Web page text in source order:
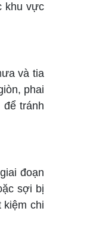
khu vực
và tia
phai
tránh
đoạn
sợi bị
kiệm chi